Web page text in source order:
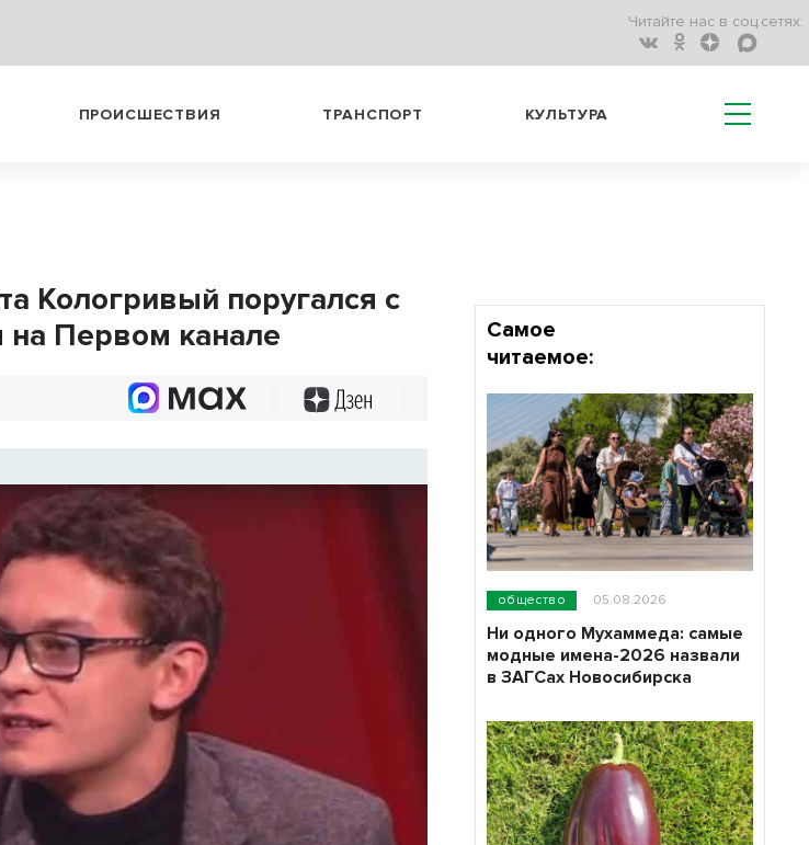
Читайте нас в соц.сетях:
ПРОИСШЕСТВИЯ ТРАНСПОРТ КУЛЬТУРА
Кологривый поругался с
Первом канале
Самое
читаемое:
общество 05.08.2026
Ни одного Мухаммеда: самые
модные имена-2026 назвали
в ЗАГСах Новосибирска